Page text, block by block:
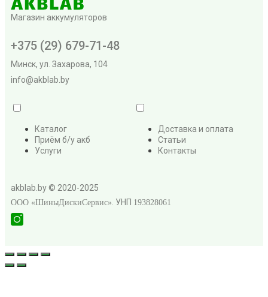
Магазин аккумуляторов
+375 (29) 679-71-48
Минск, ул. Захарова, 104
info@akblab.by
Каталог
Приём б/у акб
Услуги
Доставка и оплата
Статьи
Контакты
akblab.by © 2020-2025
ООО «ШиныДискиСервис». УНП 193828061